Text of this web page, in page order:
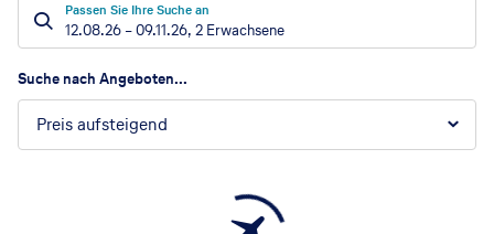
Passen Sie Ihre Suche an
12.08.26 –09.11.26, 2 Erwachsene
Suche nach Angeboten...
Preis aufsteigend